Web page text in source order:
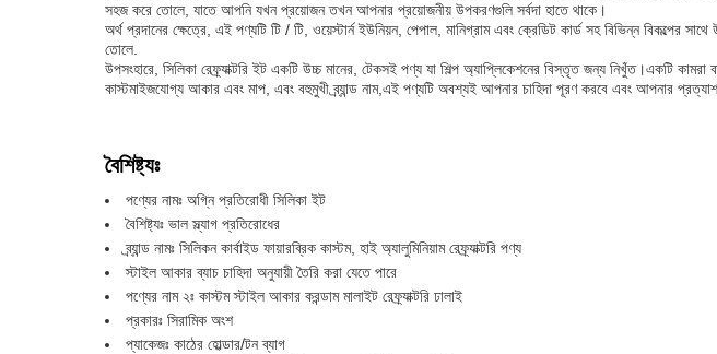
সহজ করে তোলে, যাতে আপনি যখন প্রয়োজন তখন আপনার প্রয়োজনীয় উপকরণগুলি সর্বদা হাতে থাকে।
অর্থ প্রদানের ক্ষেত্রে, এই পণ্যটি টি / টি, ওয়েস্টার্ন ইউনিয়ন, পেপাল, মানিগ্রাম এবং ক্রেডিট কার্ড সহ বিভিন্ন বিকল্পের
তোলে.
উপসংহারে, সিলিকা রেফ্র্যাক্টরি ইট একটি উচ্চ মানের, টেকসই পণ্য যা শিল্প অ্যাপ্লিকেশনের বিস্তৃত জন্য নিখুঁত।একটি
কাস্টমাইজযোগ্য আকার এবং মাপ, এবং বহুমুখী ব্র্যান্ড নাম,এই পণ্যটি অবশ্যই আপনার চাহিদা পূরণ করবে এবং আপনার
বৈশিষ্ট্যঃ
পণ্যের নামঃ অগ্নি প্রতিরোধী সিলিকা ইট
বৈশিষ্ট্যঃ ভাল স্ল্যাগ প্রতিরোধের
ব্র্যান্ড নামঃ সিলিকন কার্বাইড ফায়ারব্রিক কাস্টম, হাই অ্যালুমিনিয়াম রেফ্র্যাক্টরি পণ্য
স্টাইল আকার ব্যাচ চাহিদা অনুযায়ী তৈরি করা যেতে পারে
পণ্যের নাম ২ঃ কাস্টম স্টাইল আকার করন্ডাম মালাইট রেফ্র্যাক্টরি ঢালাই
প্রকারঃ সিরামিক অংশ
প্যাকেজঃ কাঠের হোল্ডার/টন ব্যাগ